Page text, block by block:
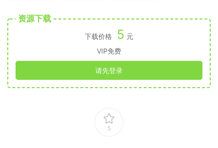
资源下载
下载价格 5 元
VIP免费
请先登录
5